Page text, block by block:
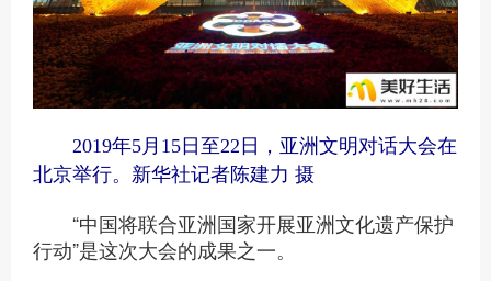
2019年5月15日至22日，亚洲文明对话大会在
北京举行。 新华社记者陈建力 摄
“中国将联合亚洲国家开展亚洲文化遗产保护
行动”是这次大会的成果之一。